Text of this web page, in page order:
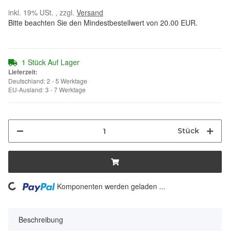
inkl. 19% USt. , zzgl. Versand
Bitte beachten Sie den Mindestbestellwert von 20.00 EUR.
1 Stück Auf Lager
Lieferzeit:
Deutschland: 2 - 5 Werktage
EU-Ausland: 3 - 7 Werktage
Stück
Komponenten werden geladen ...
Beschreibung